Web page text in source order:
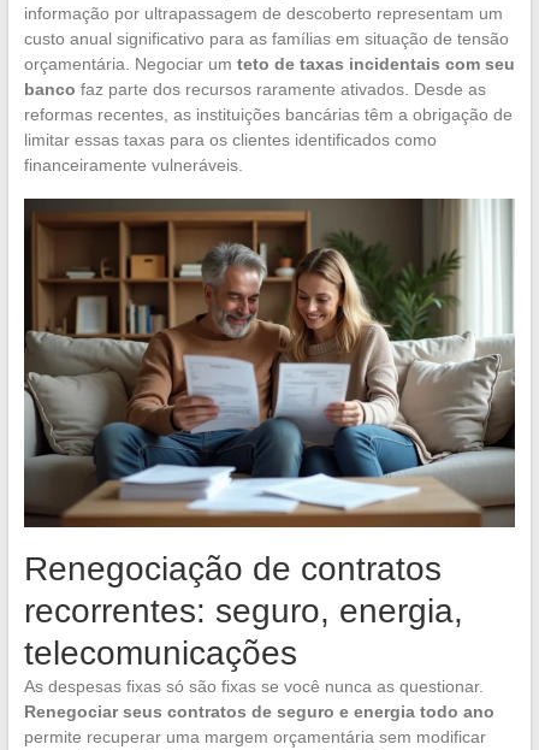
informação por ultrapassagem de descoberto representam um
custo anual significativo para as famílias em situação de tensão
orçamentária. Negociar um teto de taxas incidentais com seu
banco faz parte dos recursos raramente ativados. Desde as
reformas recentes, as instituições bancárias têm a obrigação de
limitar essas taxas para os clientes identificados como
financeiramente vulneráveis.
Renegociação de contratos
recorrentes: seguro, energia,
telecomunicações
As despesas fixas só são fixas se você nunca as questionar.
Renegociar seus contratos de seguro e energia todo ano
permite recuperar uma margem orçamentária sem modificar